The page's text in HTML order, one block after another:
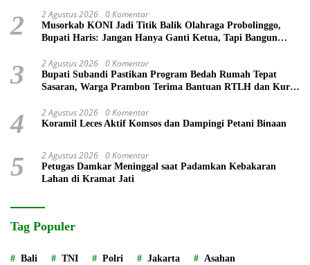
2 2 Agustus 2026 0 Komentar
Musorkab KONI Jadi Titik Balik Olahraga Probolinggo,
Bupati Haris: Jangan Hanya Ganti Ketua, Tapi Bangun
3 2 Agustus 2026 0 Komentar
Bupati Subandi Pastikan Program Bedah Rumah Tepat
Sasaran, Warga Prambon Terima Bantuan RTLH dan Kursi
4 2 Agustus 2026 0 Komentar
Koramil Leces Aktif Komsos dan Dampingi Petani Binaan
5 2 Agustus 2026 0 Komentar
Petugas Damkar Meninggal saat Padamkan Kebakaran
Lahan di Kramat Jati
Tag Populer
Bali TNI Polri Jakarta Asahan